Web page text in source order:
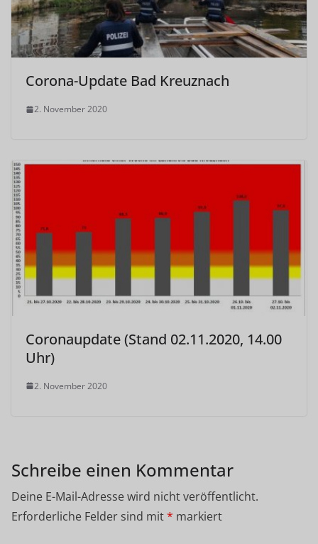
Corona-Update Bad Kreuznach
2. November 2020
Coronaupdate (Stand 02.11.2020, 14.00
Uhr)
2. November 2020
Schreibe einen Kommentar
Deine E-Mail-Adresse wird nicht veröffentlicht.
Erforderliche Felder sind mit* markiert